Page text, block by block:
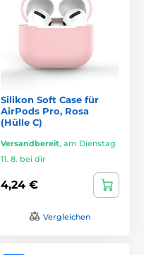
Silikon Soft Case für
AirPods Pro, Rosa
(Hülle C)
Versandbereit, am Dienstag
11. 8. bei dir
4,24 €
Vergleichen